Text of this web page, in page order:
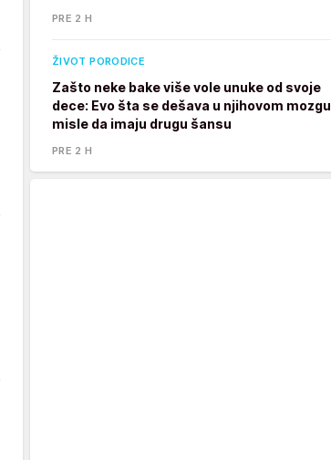
PRE 2 H
ŽIVOT PORODICE
Zašto neke bake više vole unuke od svoje
dece: Evo šta se dešava u njihovom mozgu,
misle da imaju drugu šansu
PRE 2 H